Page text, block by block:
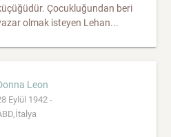
Çocukluğundan beri
olmak isteyen Lehan...
Leon
Eylül 1942 -